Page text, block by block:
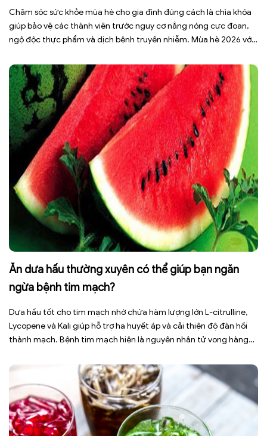
Chăm sóc sức khỏe mùa hè cho gia đình đúng cách là chìa khóa
giúp bảo vệ các thành viên trước nguy cơ nắng nóng cực đoan,
ngộ độc thực phẩm và dịch bệnh truyền nhiễm. Mùa hè 2026 với
sức […]
Ăn dưa hấu thường xuyên có thể giúp bạn ngăn
ngừa bệnh tim mạch?
Dưa hấu tốt cho tim mạch nhờ chứa hàm lượng lớn L-citrulline,
Lycopene và Kali giúp hỗ trợ hạ huyết áp và cải thiện độ đàn hồi
thành mạch. Bệnh tim mạch hiện là nguyên nhân tử vong hàng
ngày có thể […]